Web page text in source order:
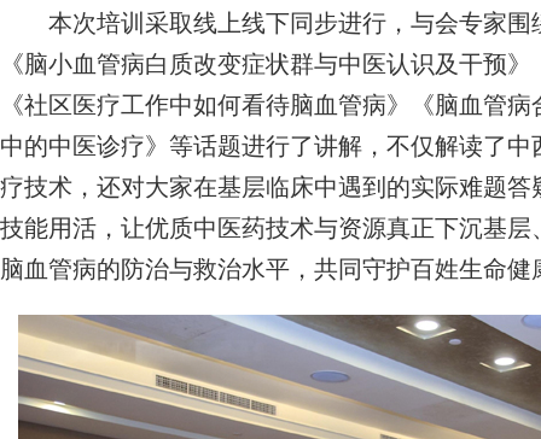
本次培训采取线上线下同步进行，与会专家围
《脑小血管病白质改变症状群与中医认识及干预
《社区医疗工作中如何看待脑血管病》《脑血管
中的中医诊疗》等话题进行了讲解，不仅解读了
疗技术，还对大家在基层临床中遇到的实际难题
技能用活，让优质中医药技术与资源真正下沉基
脑血管病的防治与救治水平，共同守护百姓生命健